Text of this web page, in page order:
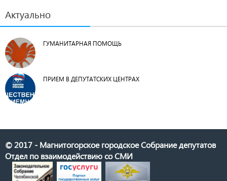
Актуально
ГУМАНИТАРНАЯ ПОМОЩЬ
ПРИЕМ В ДЕПУТАТСКИХ ЦЕНТРАХ
© 2017 - Магнитогорское городское Собрание депутатов
Отдел по взаимодействию со СМИ